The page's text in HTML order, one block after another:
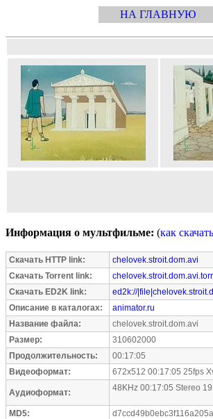
НА ГЛАВНУЮ
Информация о мультфильме: (как скачать
Скачать HTTP link:
chelovek.stroit.dom.avi
Скачать Torrent link:
Скачать ED2K link:
ed2k://
Описание в каталогах:
animator.ru
Название файла:
chelovek.stroit.dom.avi
Размер:
310602000
Продолжительность:
00:17:05
Видеоформат:
672x512 00:17:05 25fps
Аудиоформат: 48KHz 00:17:05 Stereo
MD5: